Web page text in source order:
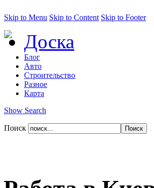
Skip to Menu Skip to Content Skip to Footer
Доска
Блог
Авто
Строительство
Разное
Карта
Show Search
Поиск